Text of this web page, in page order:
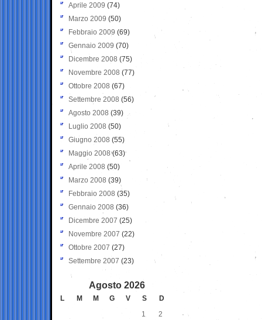
Aprile 2009 (74)
Marzo 2009 (50)
Febbraio 2009 (69)
Gennaio 2009 (70)
Dicembre 2008 (75)
Novembre 2008 (77)
Ottobre 2008 (67)
Settembre 2008 (56)
Agosto 2008 (39)
Luglio 2008 (50)
Giugno 2008 (55)
Maggio 2008(63)
Aprile 2008 (50)
Marzo 2008 (39)
Febbraio 2008 (35)
Gennaio 2008 (36)
Dicembre 2007 (25)
Novembre 2007 (22)
Ottobre 2007 (27)
Settembre 2007 (23)
Agosto 2026
L M M G V S
D
1
2